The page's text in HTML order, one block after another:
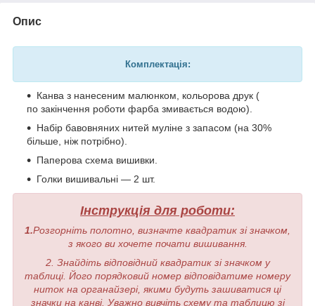
Опис
Комплектація:
Канва з нанесеним малюнком, кольорова друк (
по закінчення роботи фарба змивається водою).
Набір бавовняних нитей муліне з запасом (на 30%
більше, ніж потрібно).
Паперова схема вишивки.
Голки вишивальні — 2 шт.
Інструкція для роботи:
1.Розгорніть полотно, визначте квадратик зі значком,
з якого ви хочете почати вишивання.
2. Знайдіть відповідний квадратик зі значком у
таблиці. Його порядковий номер відповідатиме номеру
ниток на органайзері, якими будуть зашиватися ці
значки на канві. Уважно вивчіть схему та таблицю зі